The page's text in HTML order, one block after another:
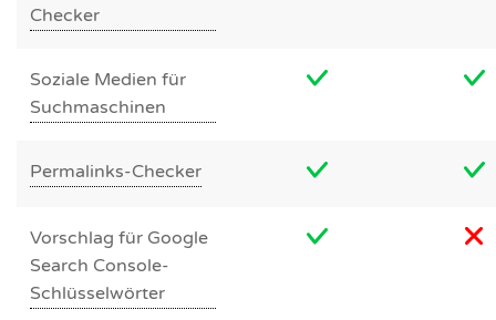
Checker
Soziale Medien für
Suchmaschinen
Permalinks-Checker
Vorschlag für Google
Search Console-
Schlüsselwörter